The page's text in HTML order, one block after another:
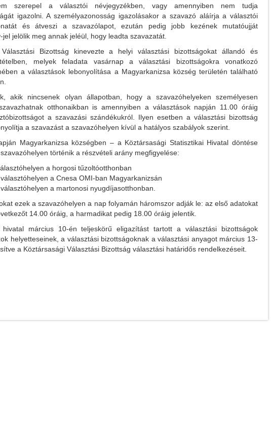
szerepel a választói névjegyzékben, vagy amennyiben nem tudja
igazolni. A személyazonosság igazolásakor a szavazó aláírja a választói
és átveszi a szavazólapot, ezután pedig jobb kezének mutatóujját
jel jelölik meg annak jeléül, hogy leadta szavazatát.
Bizottság kinevezte a helyi választási bizottságokat állandó és
melyek feladata vasárnap a választási bizottságokra vonatkozó
a választások lebonyolítása a Magyarkanizsa község területén található
akik nincsenek olyan állapotban, hogy a szavazóhelyeken személyesen
otthonaikban is amennyiben a választások napján 11.00 óráig
a szavazási szándékukról. Ilyen esetben a választási bizottság
a szavazást a szavazóhelyen kívül a hatályos szabályok szerint.
Magyarkanizsa községben – a Köztársasági Statisztikai Hivatal döntése
történik a részvételi arány megfigyelése:
a horgosi tűzoltóotthonban
a Cnesa OMI-ban Magyarkanizsán
a martonosi nyugdíjasotthonban.
ezek a szavazóhelyen a nap folyamán háromszor adják le: az első adatokat
14.00 óráig, a harmadikat pedig 18.00 óráig jelentik.
hivatal március 10-én teljeskörű eligazítást tartott a választási bizottságok
helyetteseinek, a választási bizottságoknak a választási anyagot március 13-
a Köztársasági Választási Bizottság választási határidős rendelkezéseit.